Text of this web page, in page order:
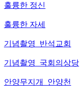
훌륭한 정신
훌륭한 자세
기념촬영_반석교회
기념촬영_국회의상당
안양무지개_안양천